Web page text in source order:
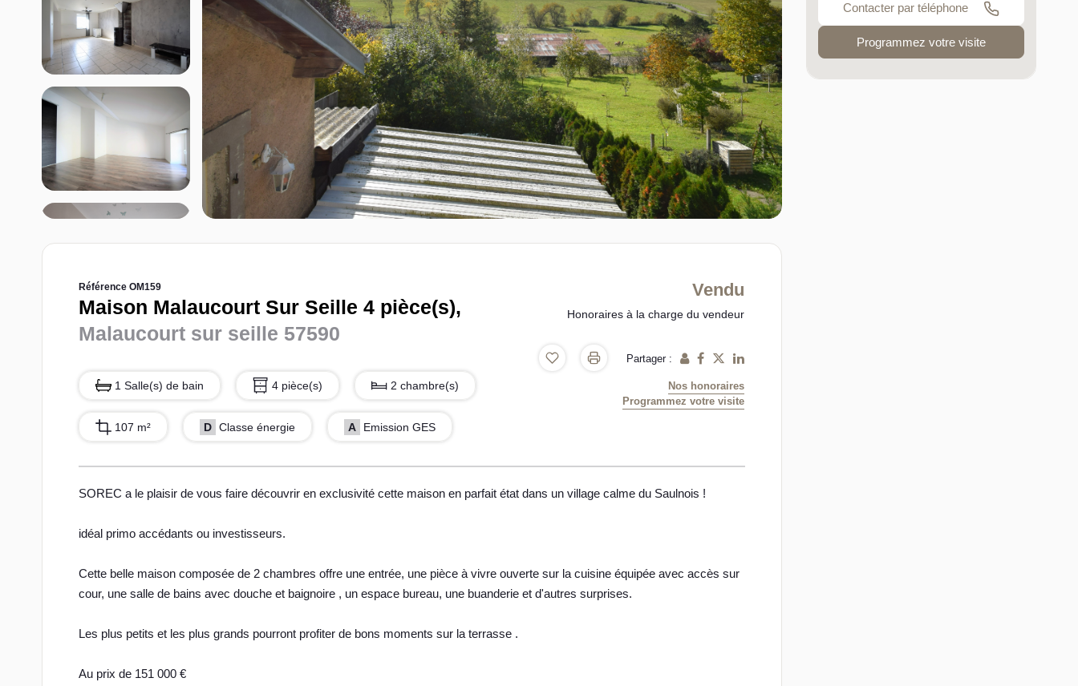
Référence OM159
Maison Malaucourt Sur Seille 4 pièce(s),
Malaucourt sur seille 57590
1 Salle(s) de bain 4 pièce(s) 2 chambre(s)
107 m² D Classe énergie A Emission GES
Vendu
Honoraires à la charge du vendeur
Partager :
Nos honoraires
Programmez votre visite
SOREC a le plaisir de vous faire découvrir en exclusivité cette maison en parfait état dans un village calme du Saulnois !
idéal primo accédants ou investisseurs.
Cette belle maison composée de 2 chambres offre une entrée, une pièce à vivre ouverte sur la cuisine équipée avec accès sur
cour, une salle de bains avec douche et baignoire , un espace bureau, une buanderie et d'autres surprises.
Les plus petits et les plus grands pourront profiter de bons moments sur la terrasse .
Au prix de 151 000 €
Contacter par téléphone
Programmez votre visite